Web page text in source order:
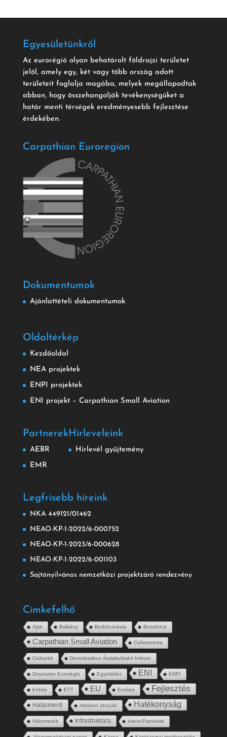
Egyesületünkről
Az eurorégió olyan behatárolt földrajzi területet
jelöl, amely egy, két vagy több ország adott
területeit foglalja magába, melyek megállapodtak
abban, hogy összehangolják tevékenységüket a
határ menti térségek eredményesebb fejlesztése
érdekében.
Carpathian Euroregion
Dokumentumok
Ajánlattételi dokumentumok
Oldaltérkép
Kezdőoldal
NEA projektek
ENPI projektek
ENI projekt – Carpathian Small Aviation
Partnerek
AEBR
EMR
Hírleveleink
Hírlevél gyűjtemény
Legfrisebb híreink
NKA 449121/01462
NEAO-KP-1-2022/6-000752
NEAO-KP-1-2023/6-000628
NEAO-KP-1-2022/6-001103
Sajtónyilvános nemzetközi projektzáró rendezvény
Címkefelhő
Ajak Balkány Berbécsvásár Beszterce
Carpathian Small Aviation Csíkszereda
Csíkszék Demokratikus Átalakulásért Intézet
Dnyeszter Eurorégió Együttélés ENI ENPI
Erdély ETT EU Európa Fejlesztés
Határmenti Határon átnyúló Hatékonyság
Háromszék Infrastruktúra Ivano-Frankivsk